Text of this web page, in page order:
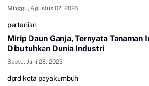
Minggu, Agustus 02, 2026
pertanian
Mirip Daun Ganja, Ternyata Tanaman
Dibutuhkan Dunia Industri
Sabtu, Juni 28, 2025
dprd kota payakumbuh